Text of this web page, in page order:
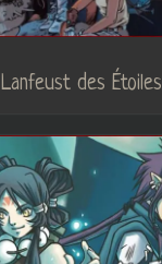
Lanfeust des Étoiles